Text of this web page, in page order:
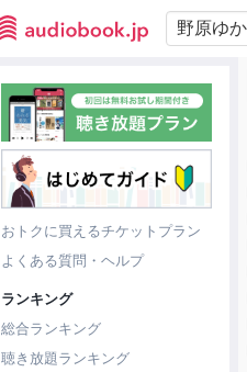
おトクに買えるチケットプラン
よくある質問・ヘルプ
ランキング
総合ランキング
聴き放題ランキング